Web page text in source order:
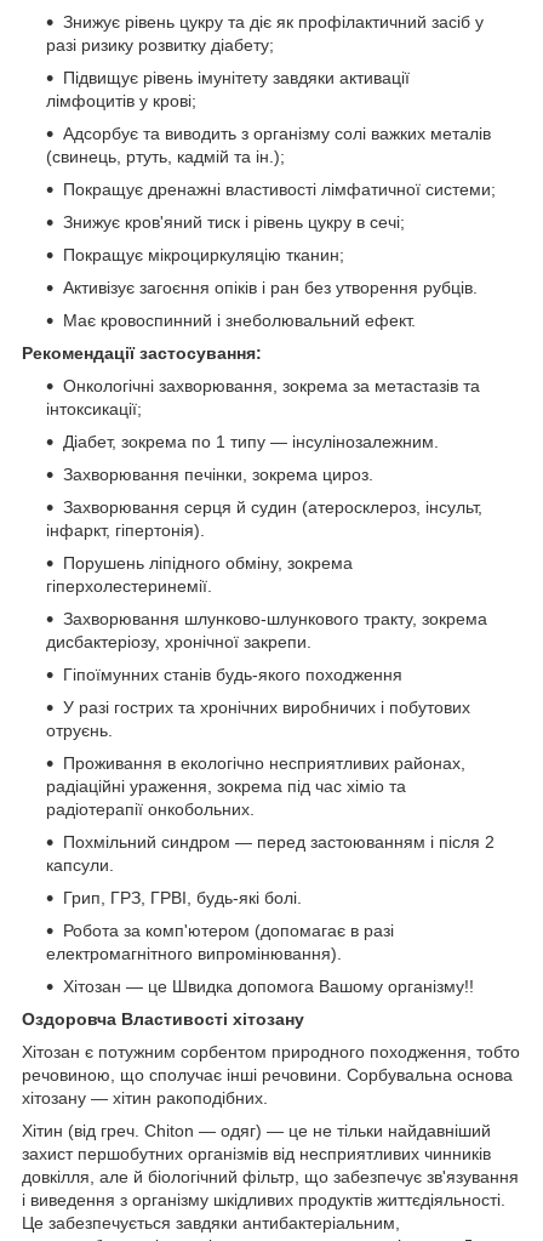
Знижує рівень цукру та діє як профілактичний засіб у
разі ризику розвитку діабету;
Підвищує рівень імунітету завдяки активації
лімфоцитів у крові;
Адсорбує та виводить з організму солі важких металів
(свинець, ртуть, кадмій та ін.);
Покращує дренажні властивості лімфатичної системи;
Знижує кров'яний тиск і рівень цукру в сечі;
Покращує мікроциркуляцію тканин;
Активізує загоєння опіків і ран без утворення рубців.
Має кровоспинний і знеболювальний ефект.
Рекомендації застосування:
Онкологічні захворювання, зокрема за метастазів та
інтоксикації;
Діабет, зокрема по 1 типу — інсулінозалежним.
Захворювання печінки, зокрема цироз.
Захворювання серця й судин (атеросклероз, інсульт,
інфаркт, гіпертонія).
Порушень ліпідного обміну, зокрема
гіперхолестеринемії.
Захворювання шлунково-шлункового тракту, зокрема
дисбактеріозу, хронічної закрепи.
Гіпоїмунних станів будь-якого походження
У разі гострих та хронічних виробничих і побутових
отруєнь.
Проживання в екологічно несприятливих районах,
радіаційні ураження, зокрема під час хіміо та
радіотерапії онкобольних.
Похмільний синдром — перед застоюванням і після 2
капсули.
Грип, ГРЗ, ГРВІ, будь-які болі.
Робота за комп'ютером (допомагає в разі
електромагнітного випромінювання).
Хітозан — це Швидка допомога Вашому організму!!
Оздоровча Властивості хітозану
Хітозан є потужним сорбентом природного походження, тобто
речовиною, що сполучає інші речовини. Сорбувальна основа
хітозану — хітин ракоподібних.
Хітин (від греч. Chiton — одяг) — це не тільки найдавніший
захист першобутних організмів від несприятливих чинників
довкілля, але й біологічний фільтр, що забезпечує зв'язування
і виведення з організму шкідливих продуктів життєдіяльності.
Це забезпечується завдяки антибактеріальним,